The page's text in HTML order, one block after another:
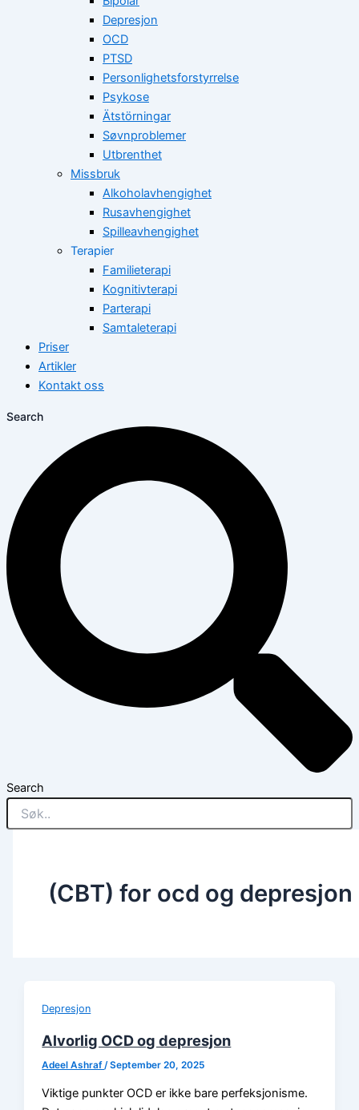
Depresjon
OCD
PTSD
Personlighetsforstyrrelse
Psykose
Ätstörningar
Søvnproblemer
Utbrenthet
Missbruk
Alkoholavhengighet
Rusavhengighet
Spilleavhengighet
Terapier
Familieterapi
Kognitivterapi
Parterapi
Samtaleterapi
Priser
Artikler
Kontakt oss
Search
Search
(CBT) for ocd og depresjon
Depresjon
Alvorlig OCD og depresjon
Adeel Ashraf /September 20, 2025
Viktige punkter OCD er ikke bare perfeksjonisme.